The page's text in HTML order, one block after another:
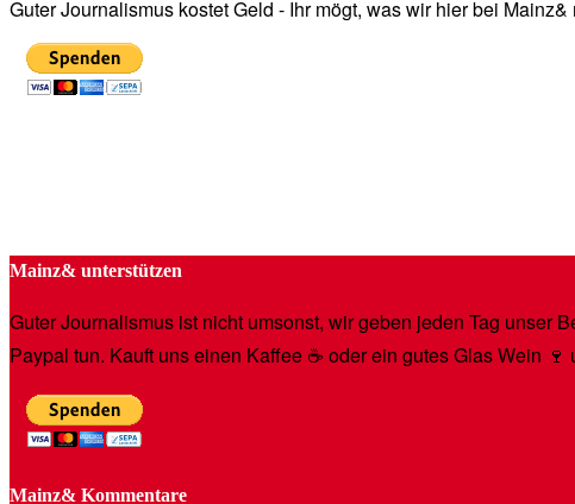
Guter Journalismus kostet Geld - Ihr mögt, was wir hier bei
Mainz& unterstützen
Guter Journalismus ist nicht umsonst, wir geben jeden Tag unser
Paypal tun. Kauft uns einen Kaffee ☕️ oder ein gutes Glas Wein
Mainz& Kommentare